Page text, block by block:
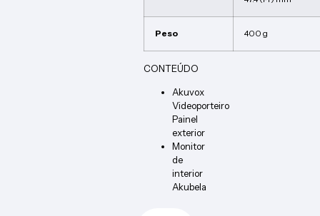
Peso 400 g
CONTEÚDO
Akuvox
Videoporteiro
Painel
exterior
Monitor
de
interior
Akubela